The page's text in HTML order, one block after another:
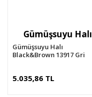
Gümüşsuyu Halı
Gümüşsuyu Halı
Black&Brown 13917 Gri
5.035,86 TL